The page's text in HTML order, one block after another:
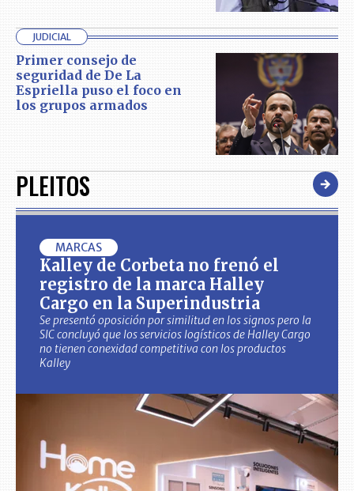
JUDICIAL
Primer consejo de
seguridad de De La
Espriella puso el foco en
los grupos armados
PLEITOS
MARCAS
Kalley de Corbeta no frenó el
registro de la marca Halley
Cargo en la Superindustria
Se presentó oposición por similitud en los signos pero la
SIC concluyó que los servicios logísticos de Halley Cargo
no tienen conexidad competitiva con los productos
Kalley